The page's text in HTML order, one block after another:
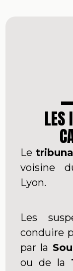
LES
Le
voisine
Lyon.
Les
conduire
par la
ou de la